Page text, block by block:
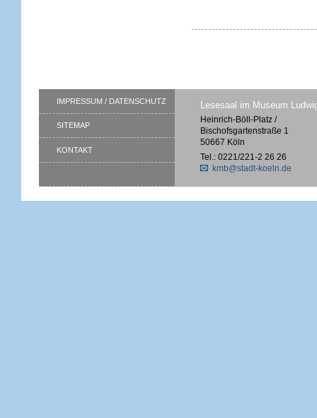
IMPRESSUM / DATENSCHUTZ
SITEMAP
KONTAKT
Lesesaal im Museum
Heinrich-Böll-Platz /
Bischofsgartenstraße 1
50667 Köln
Tel.: 0221/221-2 26 26
kmb@stadt-koeln.de